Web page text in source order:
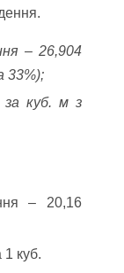
– 26,904
33%);
за куб. м з
– 20,16
1 куб.